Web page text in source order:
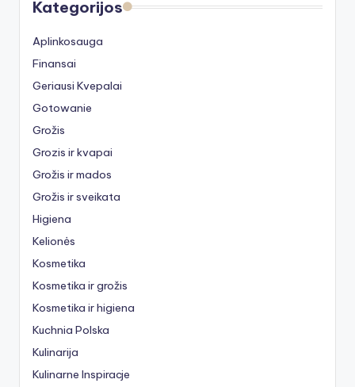
Kategorijos
Aplinkosauga
Finansai
Geriausi Kvepalai
Gotowanie
Grožis
Grozis ir kvapai
Grožis ir mados
Grožis ir sveikata
Higiena
Kelionės
Kosmetika
Kosmetika ir grožis
Kosmetika ir higiena
Kuchnia Polska
Kulinarija
Kulinarne Inspiracje